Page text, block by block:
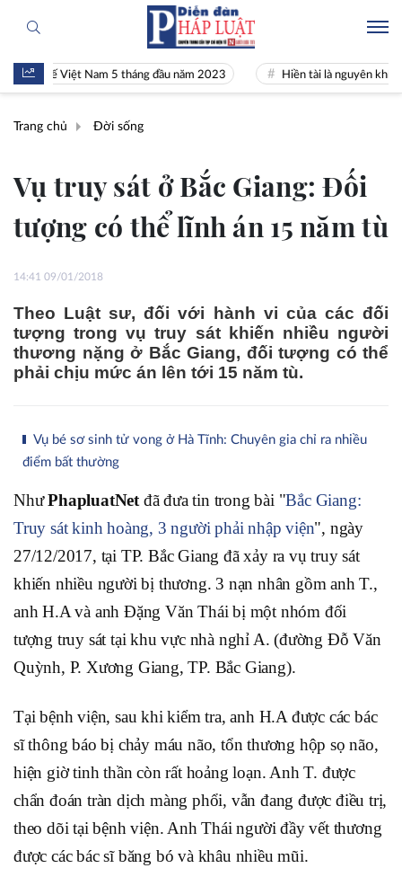
tế Việt Nam 5 tháng đầu năm 2023 Hiền tài là nguyên khí Quốc gia
Trang chủ Đời sống
Vụ truy sát ở Bắc Giang: Đối
tượng có thể lĩnh án 15 năm tù
14:41 09/01/2018
Theo Luật sư, đối với hành vi của các đối
tượng trong vụ truy sát khiến nhiều người
thương nặng ở Bắc Giang, đối tượng có thể
phải chịu mức án lên tới 15 năm tù.
Vụ bé sơ sinh tử vong ở Hà Tĩnh: Chuyên gia chỉ ra nhiều
điểm bất thường
NhưPhapluatNet đã đưa tin trong bài "Bắc Giang:
Truy sát kinh hoàng, 3 người phải nhập viện", ngày
27/12/2017, tại TP. Bắc Giang đã xảy ra vụ truy sát
khiến nhiều người bị thương. 3 nạn nhân gồm anh T.,
anh H.A và anh Đặng Văn Thái bị một nhóm đối
tượng truy sát tại khu vực nhà nghỉ A. (đường Đỗ Văn
Quỳnh, P. Xương Giang, TP. Bắc Giang).
Tại bệnh viện, sau khi kiểm tra, anh H.A được các bác
sĩ thông báo bị chảy máu não, tổn thương hộp sọ não,
hiện giờ tinh thần còn rất hoảng loạn. Anh T. được
chẩn đoán tràn dịch màng phổi, vẫn đang được điều trị,
theo dõi tại bệnh viện. Anh Thái người đầy vết thương
được các bác sĩ băng bó và khâu nhiều mũi.